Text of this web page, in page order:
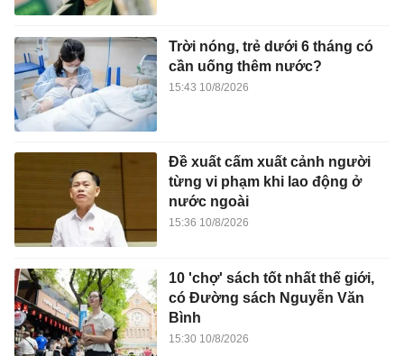
Trời nóng, trẻ dưới 6 tháng có
cần uống thêm nước?
15:43 10/8/2026
Đề xuất cấm xuất cảnh người
từng vi phạm khi lao động ở
nước ngoài
15:36 10/8/2026
10 'chợ' sách tốt nhất thế giới,
có Đường sách Nguyễn Văn
Bình
15:30 10/8/2026